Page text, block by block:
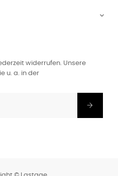

widerrufen. Unsere
u. a. in der